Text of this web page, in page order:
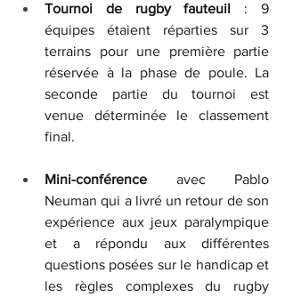
Tournoi de rugby fauteuil : 9
équipes étaient réparties sur 3
terrains pour une première partie
réservée à la phase de poule. La
seconde partie du tournoi est
venue déterminée le classement
final.
Mini-conférence avec Pablo
Neuman qui a livré un retour de son
expérience aux jeux paralympique
et a répondu aux différentes
questions posées sur le handicap et
les règles complexes du rugby